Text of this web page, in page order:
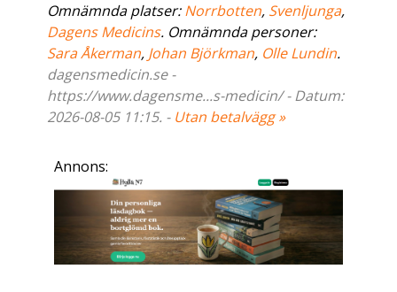
Omnämnda platser:Norrbotten, Svenljunga,
Dagens Medicins. Omnämnda personer:
Sara Åkerman, Johan Björkman, Olle Lundin.
dagensmedicin.se -
https://www.dagensme...s-medicin/ - Datum:
2026-08-05 11:15. - Utan betalvägg »
Annons: